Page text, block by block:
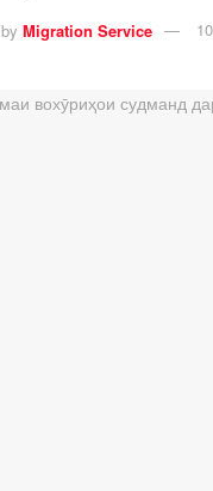
by Migration Service